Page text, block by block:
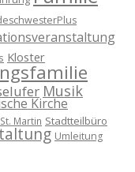
Kloster
Musik
Kirche
St. Martin Stadtteilbüro
Umleitung